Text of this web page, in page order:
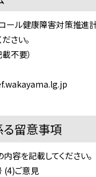
ール健康障害対策推進
さい。
不要）
留意事項
容を記載してください。
(4)ご意見